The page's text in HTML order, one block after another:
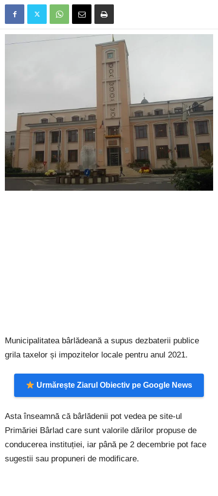
Municipalitatea bârlădeană a supus dezbaterii publice
grila taxelor și impozitelor locale pentru anul 2021.
Urmărește Ziarul Obiectiv pe Google News
Asta înseamnă că bârlădenii pot vedea pe site-ul
Primăriei Bârlad care sunt valorile dărilor propuse de
conducerea instituției, iar până pe 2 decembrie pot face
sugestii sau propuneri de modificare.